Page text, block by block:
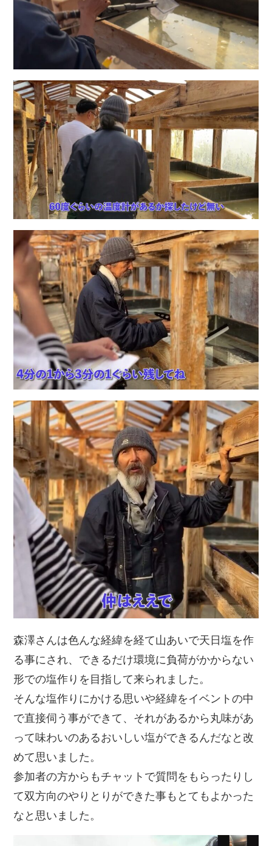
森澤さんは色んな経緯を経て山あいで天日塩を作
る事にされ、できるだけ環境に負荷がかからない
形での塩作りを目指して来られました。
そんな塩作りにかける思いや経緯をイベントの中
で直接伺う事ができて、それがあるから丸味があ
って味わいのあるおいしい塩ができるんだなと改
めて思いました。
参加者の方からもチャットで質問をもらったりし
て双方向のやりとりができた事もとてもよかった
なと思いました。